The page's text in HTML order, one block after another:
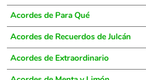
Acordes de Para Qué
Acordes de Recuerdos de Julcán
Acordes de Extraordinario